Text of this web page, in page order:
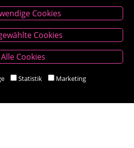
Kontakt
Buch-Papier
9300 St. Veit an der Glan
Cookies
Cookies
Alle Cookies
Statistik Marketing